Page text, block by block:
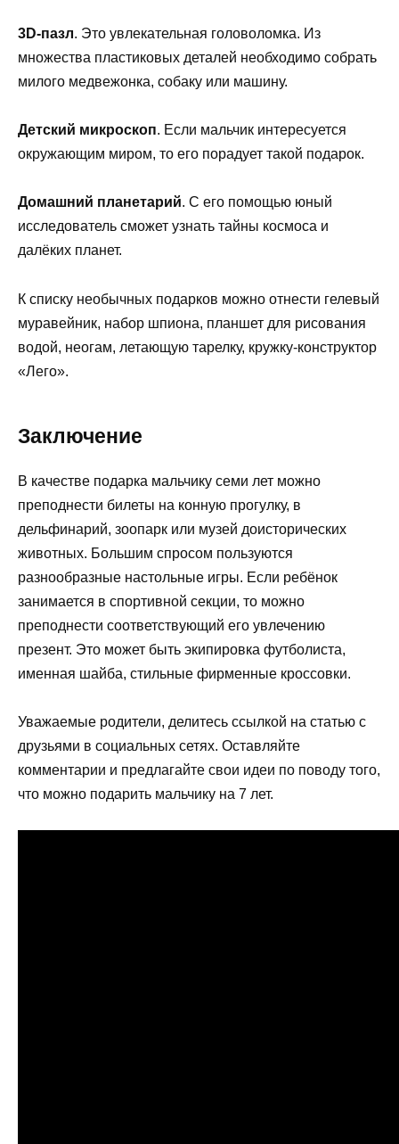
3D-пазл. Это увлекательная головоломка. Из
множества пластиковых деталей необходимо собрать
милого медвежонка, собаку или машину.
Детский микроскоп. Если мальчик интересуется
окружающим миром, то его порадует такой подарок.
Домашний планетарий. С его помощью юный
исследователь сможет узнать тайны космоса и
далёких планет.
К списку необычных подарков можно отнести гелевый
муравейник, набор шпиона, планшет для рисования
водой, неогам, летающую тарелку, кружку-конструктор
«Лего».
Заключение
В качестве подарка мальчику семи лет можно
преподнести билеты на конную прогулку, в
дельфинарий, зоопарк или музей доисторических
животных. Большим спросом пользуются
разнообразные настольные игры. Если ребёнок
занимается в спортивной секции, то можно
преподнести соответствующий его увлечению
презент. Это может быть экипировка футболиста,
именная шайба, стильные фирменные кроссовки.
Уважаемые родители, делитесь ссылкой на статью с
друзьями в социальных сетях. Оставляйте
комментарии и предлагайте свои идеи по поводу того,
что можно подарить мальчику на 7 лет.